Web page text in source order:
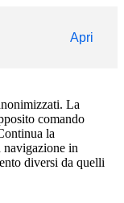
Apri
La
comando
la
in
diversi da quelli